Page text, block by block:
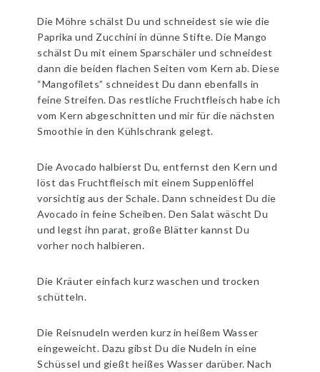
Die Möhre schälst Du und schneidest sie wie die
Paprika und Zucchini in dünne Stifte. Die Mango
schälst Du mit einem Sparschäler und schneidest
dann die beiden flachen Seiten vom Kern ab. Diese
“Mangofilets” schneidest Du dann ebenfalls in
feine Streifen. Das restliche Fruchtfleisch habe ich
vom Kern abgeschnitten und mir für die nächsten
Smoothie in den Kühlschrank gelegt.
Die Avocado halbierst Du, entfernst den Kern und
löst das Fruchtfleisch mit einem Suppenlöffel
vorsichtig aus der Schale. Dann schneidest Du die
Avocado in feine Scheiben. Den Salat wäscht Du
und legst ihn parat, große Blätter kannst Du
vorher noch halbieren.
Die Kräuter einfach kurz waschen und trocken
schütteln.
Die Reisnudeln werden kurz in heißem Wasser
eingeweicht. Dazu gibst Du die Nudeln in eine
Schüssel und gießt heißes Wasser darüber. Nach